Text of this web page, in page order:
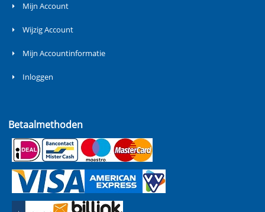
Mijn Account
Wijzig Account
Mijn Accountinformatie
Inloggen
Betaalmethoden